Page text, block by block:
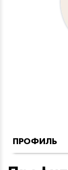
ПРОФИЛЬ